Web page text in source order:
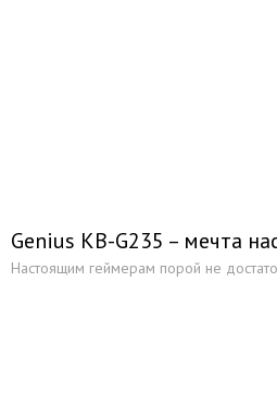
Genius KB-G235 – мечта
Настоящим геймерам порой не